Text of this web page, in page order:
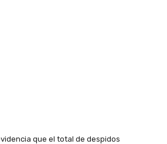
que el total de despidos